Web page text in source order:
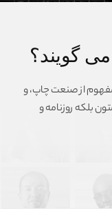
گویند؟
از صنعت چاپ، و
بلکه روزنامه و